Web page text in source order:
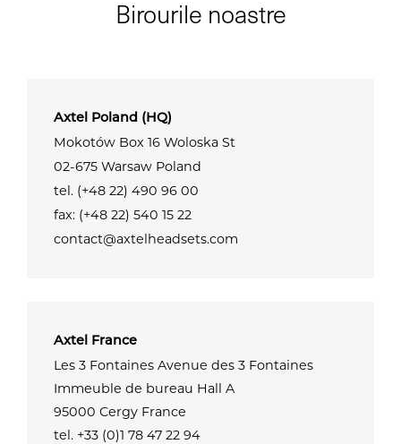
Birourile noastre
Axtel Poland (HQ)
Mokotów Box 16 Woloska St
02-675 Warsaw Poland
tel. (+48 22) 490 96 00
fax: (+48 22) 540 15 22
contact@axtelheadsets.com
Axtel France
Les 3 Fontaines Avenue des 3 Fontaines
Immeuble de bureau Hall A
95000 Cergy France
tel. +33 (0)1 78 47 22 94